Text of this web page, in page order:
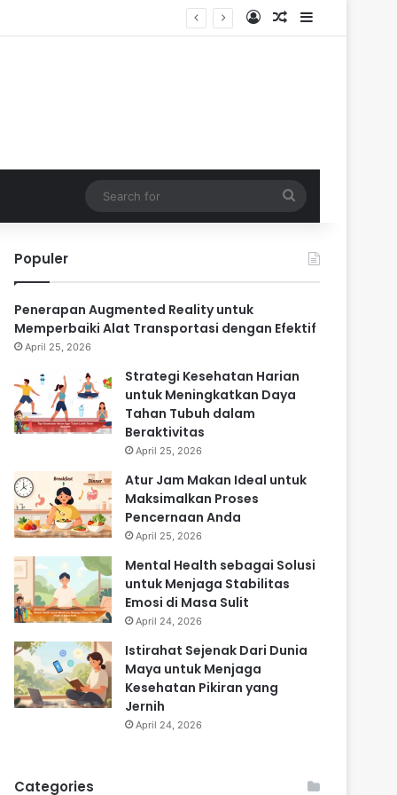
Log InRandom Article
Sidebar
for
Populer
Penerapan Augmented Reality untuk
Memperbaiki Alat Transportasi dengan Efektif
April 25, 2026
Strategi Kesehatan Harian
untuk Meningkatkan Daya
Tahan Tubuh dalam
Beraktivitas
April 25, 2026
Atur Jam Makan Ideal untuk
Maksimalkan Proses
Pencernaan Anda
April 25, 2026
Mental Health sebagai Solusi
untuk Menjaga Stabilitas
Emosi di Masa Sulit
April 24, 2026
Istirahat Sejenak Dari Dunia
Maya untuk Menjaga
Kesehatan Pikiran yang
Jernih
April 24, 2026
Categories